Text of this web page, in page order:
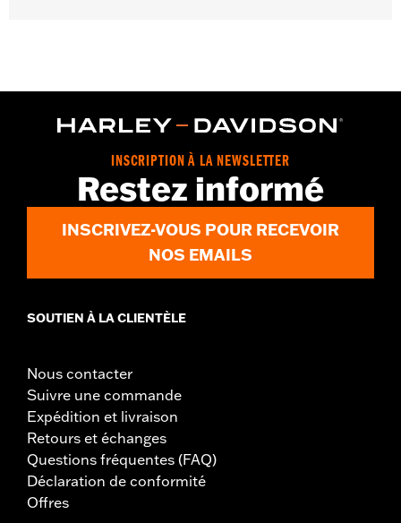
Origine:Importé
Dimension Description:Verres : 74 / Pont : 17 / Branches : 125
INSCRIPTION À LA NEWSLETTER
Restez informé
INSCRIVEZ-VOUS POUR RECEVOIR
NOS EMAILS
SOUTIEN À LA CLIENTÈLE
Nous contacter
Suivre une commande
Expédition et livraison
Retours et échanges
Questions fréquentes (FAQ)
Déclaration de conformité
Offres